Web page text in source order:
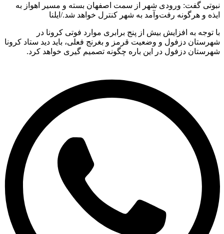
نبوتی گفت: ورودی شهر از سمت اصفهان بسته و مسیر اهواز به
ایذه و هرگونه رفت‌وآمد به شهر کنترل خواهد شد./ایلنا
با توجه به افزایش بیش از پنج برابری موارد فوتی کرونا در
شهرستان دزفول و وضعیت قرمز و بغرنج فعلی، باید دید ستاد کرونا
شهرستان دزفول در این باره چگونه تصمیم گیری خواهد کرد.